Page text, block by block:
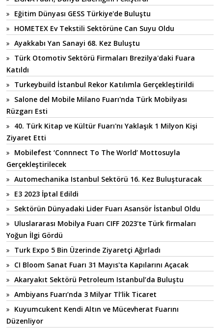
Eğitim Dünyası GESS Türkiye'de Buluştu
HOMETEX Ev Tekstili Sektörüne Can Suyu Oldu
Ayakkabı Yan Sanayi 68. Kez Buluştu
Türk Otomotiv Sektörü Firmaları Brezilya'daki Fuara
Katıldı
Turkeybuild İstanbul Rekor Katılımla Gerçekleştirildi
Salone del Mobile Milano Fuarı'nda Türk Mobilyası
Rüzgarı Esti
40. Türk Kitap ve Kültür Fuarı'nı Yaklaşık 1 Milyon Kişi
Ziyaret Etti
Mobilefest ‘Connnect To The World’ Mottosuyla
Gerçekleştirilecek
Automechanika Istanbul Sektörü 16. Kez Buluşturacak
E3 2023 İptal Edildi
Sektörün Dünyadaki Lider Fuarı Asansör İstanbul Oldu
Uluslararası Mobilya Fuarı CIFF 2023'te Türk firmaları
Yoğun İlgi Gördü
Turk Expo 5 Bin Üzerinde Ziyaretçi Ağırladı
CI Bloom Sanat Fuarı 31 Mayıs'ta Kapılarını Açacak
Akaryakıt Sektörü Petroleum Istanbul’da Buluştu
Ambiyans Fuarı’nda 3 Milyar Tl’lik Ticaret
Kuyumcukent Kendi Altın ve Mücevherat Fuarını
Düzenliyor